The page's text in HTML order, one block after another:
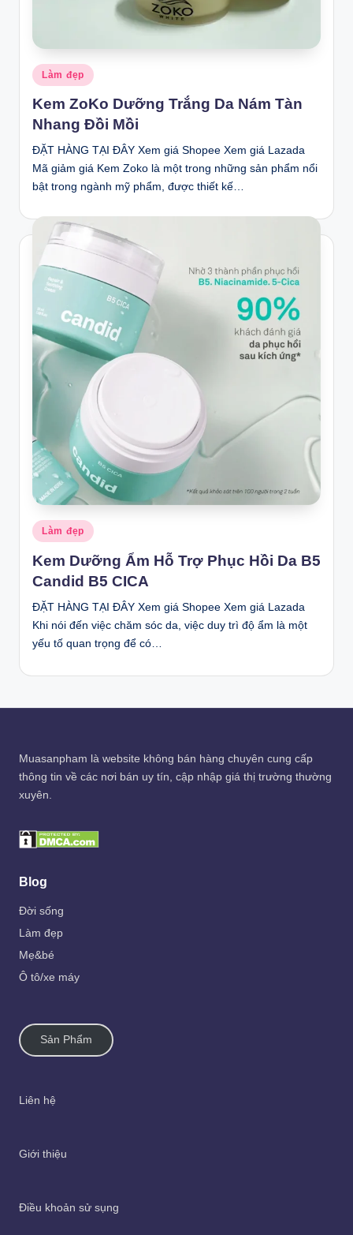
Posted
in
Làm đẹp
Kem ZoKo Dưỡng Trắng Da Nám Tàn
Nhang Đồi Mồi
ĐẶT HÀNG TẠI ĐÂY Xem giá Shopee Xem giá Lazada
Mã giảm giá Kem Zoko là một trong những sản phẩm nổi
bật trong ngành mỹ phẩm, được thiết kế…
Posted
in
Làm đẹp
Kem Dưỡng Ẩm Hỗ Trợ Phục Hồi Da B5
Candid B5 CICA
ĐẶT HÀNG TẠI ĐÂY Xem giá Shopee Xem giá Lazada
Khi nói đến việc chăm sóc da, việc duy trì độ ẩm là một
yếu tố quan trọng để có…
Muasanpham là website không bán hàng chuyên cung cấp
thông tin về các nơi bán uy tín, cập nhập giá thị trường thường
xuyên.
Blog
Đời sống
Làm đẹp
Mẹ&bé
Ô tô/xe máy
Sản Phẩm
Liên hệ
Giới thiệu
Điều khoản sử sụng